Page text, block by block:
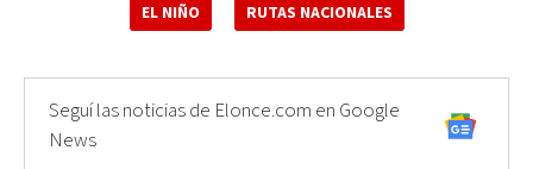
EL NIÑO RUTAS NACIONALES
Seguí las noticias de Elonce.com en Google
News